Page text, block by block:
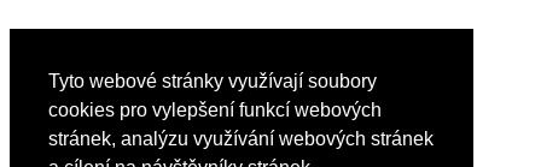
Tyto webové stránky využívají soubory
cookies pro vylepšení funkcí webových
stránek, analýzu využívání webových stránek